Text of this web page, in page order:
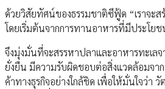
ด้วยวิสัยทัศน์ของธรรมชาติซีฟู้ด “เราจะ
โดยเริ่มต้นจากการทานอาหารที่มีประโยช
จึงมุ่งมั่นที่จะสรรหาปลาและอาหารทะเล
ยั่งยืน มีความรับผิดชอบต่อสิ่งแวดล้อมจา
ค้าทางธุรกิจอย่างใกล้ชิด เพื่อให้มั่นใจว่า